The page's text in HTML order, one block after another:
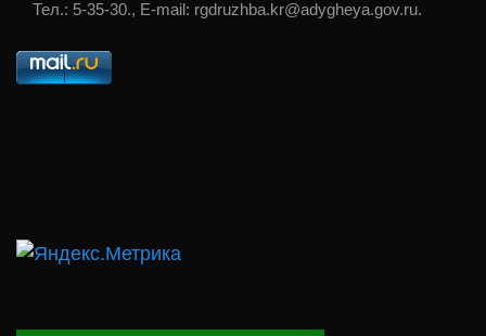
Тел.: 5-35-30., E-mail: rgdruzhba.kr@adygheya.gov.ru.